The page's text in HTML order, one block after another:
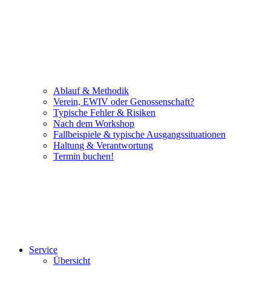
Ablauf & Methodik
Verein, EWIV oder Genossenschaft?
Typische Fehler & Risiken
Nach dem Workshop
Fallbeispiele & typische Ausgangssituationen
Haltung & Verantwortung
Termin buchen!
Service
Übersicht